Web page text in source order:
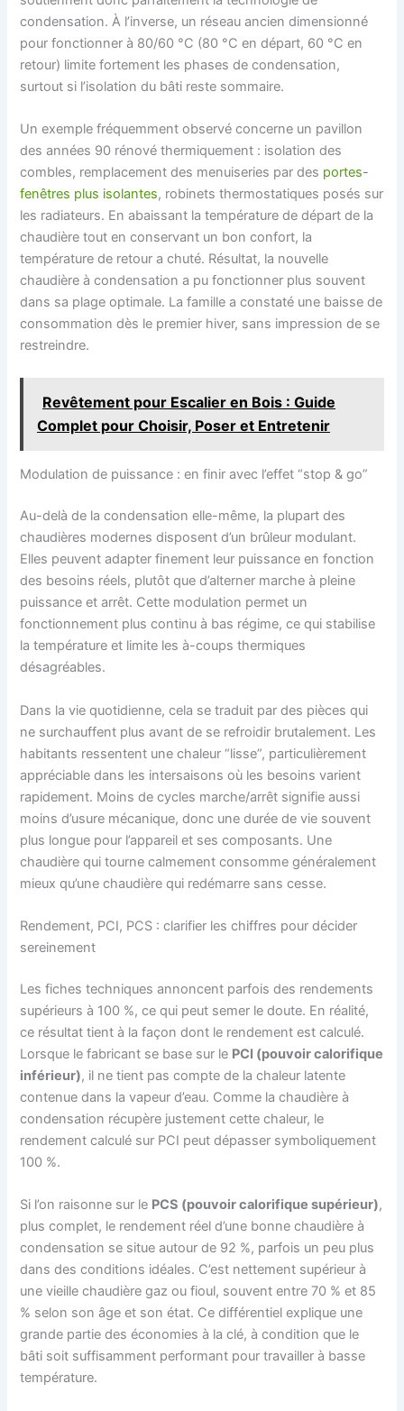
condensation. À l’inverse, un réseau ancien dimensionné
pour fonctionner à 80/60 °C (80 °C en départ, 60 °C en
retour) limite fortement les phases de condensation,
surtout si l’isolation du bâti reste sommaire.
Un exemple fréquemment observé concerne un pavillon
des années 90 rénové thermiquement : isolation des
combles, remplacement des menuiseries par des portes-
fenêtres plus isolantes, robinets thermostatiques posés sur
les radiateurs. En abaissant la température de départ de la
chaudière tout en conservant un bon confort, la
température de retour a chuté. Résultat, la nouvelle
chaudière à condensation a pu fonctionner plus souvent
dans sa plage optimale. La famille a constaté une baisse de
consommation dès le premier hiver, sans impression de se
restreindre.
Revêtement pour Escalier en Bois : Guide
Complet pour Choisir, Poser et Entretenir
Modulation de puissance : en finir avec l’effet “stop & go”
Au-delà de la condensation elle-même, la plupart des
chaudières modernes disposent d’un brûleur modulant.
Elles peuvent adapter finement leur puissance en fonction
des besoins réels, plutôt que d’alterner marche à pleine
puissance et arrêt. Cette modulation permet un
fonctionnement plus continu à bas régime, ce qui stabilise
la température et limite les à-coups thermiques
désagréables.
Dans la vie quotidienne, cela se traduit par des pièces qui
ne surchauffent plus avant de se refroidir brutalement. Les
habitants ressentent une chaleur “lisse”, particulièrement
appréciable dans les intersaisons où les besoins varient
rapidement. Moins de cycles marche/arrêt signifie aussi
moins d’usure mécanique, donc une durée de vie souvent
plus longue pour l’appareil et ses composants. Une
chaudière qui tourne calmement consomme généralement
mieux qu’une chaudière qui redémarre sans cesse.
Rendement, PCI, PCS : clarifier les chiffres pour décider
sereinement
Les fiches techniques annoncent parfois des rendements
supérieurs à 100 %, ce qui peut semer le doute. En réalité,
ce résultat tient à la façon dont le rendement est calculé.
Lorsque le fabricant se base sur le PCI (pouvoir calorifique
inférieur), il ne tient pas compte de la chaleur latente
contenue dans la vapeur d’eau. Comme la chaudière à
condensation récupère justement cette chaleur, le
rendement calculé sur PCI peut dépasser symboliquement
100 %.
Si l’on raisonne sur le PCS (pouvoir calorifique supérieur),
plus complet, le rendement réel d’une bonne chaudière à
condensation se situe autour de 92 %, parfois un peu plus
dans des conditions idéales. C’est nettement supérieur à
une vieille chaudière gaz ou fioul, souvent entre 70 % et 85
% selon son âge et son état. Ce différentiel explique une
grande partie des économies à la clé, à condition que le
bâti soit suffisamment performant pour travailler à basse
température.